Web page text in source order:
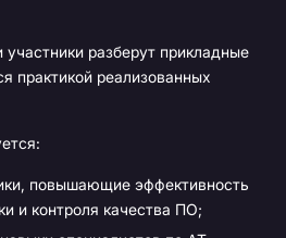
разберут прикладные
практикой реализованных
повышающие эффективность
и контроля качества ПО;